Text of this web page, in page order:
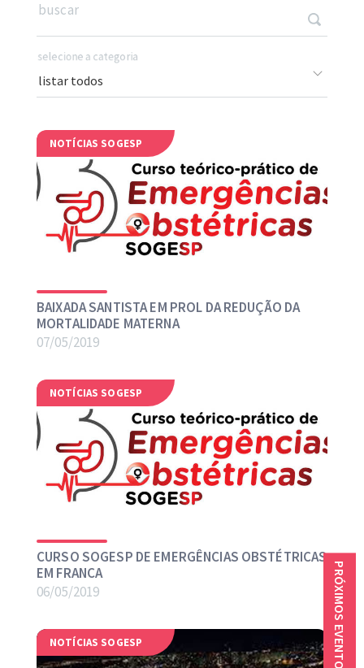
buscar
selecione a categoria
NOTÍCIAS SOGESP
BAIXADA SANTISTA EM PROL DA REDUÇÃO DA
MORTALIDADE MATERNA
07/05/2019
NOTÍCIAS SOGESP
CURSO SOGESP DE EMERGÊNCIAS OBSTÉTRICAS
EM FRANCA
06/05/2019
NOTÍCIAS SOGESP PRÓXIMOS EVENTOS